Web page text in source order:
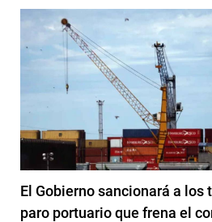
El Gobierno sancionará a los
paro portuario que frena el